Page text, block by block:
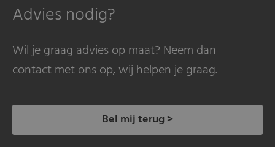
Advies nodig?
Wil je graag advies op maat? Neem dan
contact met ons op, wij helpen je graag.
Bel mij terug >